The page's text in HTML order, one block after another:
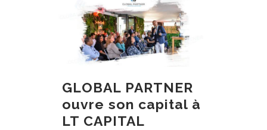
GLOBAL PARTNER
ouvre son capital à
LT CAPITAL